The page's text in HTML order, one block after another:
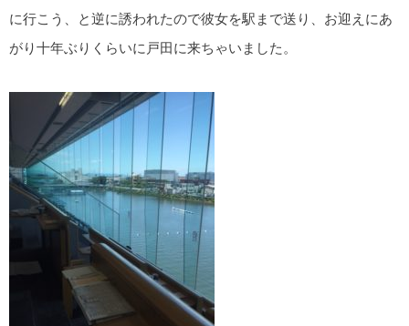
に行こう、と逆に誘われたので彼女を駅まで送り、お迎えにあ
がり十年ぶりくらいに戸田に来ちゃいました。